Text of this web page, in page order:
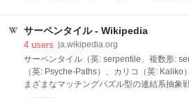
都市名が記載
じ意味）と通信用ヘッドセットを用いて確
判定）するサッカーの試合審判員（match
訳。競技規則では審判員と訳され「VARは
員である」と定義されている）のこと、ま
ムの呼称[1][2]。 VARシステムは「最小限
サーペンタイル - Wikipedia
4 users ja.wikipedia.org
サーペンタイル（英: serpentile、複数形:
（英: Psyche-Paths）、カリコ（英: Kaliko
まざまなマッチングパズル型の連結系抽象